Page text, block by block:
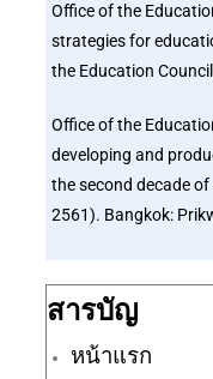
Office of the
strategies for
the Education
Office of the
developing and
the second decade
2561). Bangkok:
สารบัญ
หน้าแรก